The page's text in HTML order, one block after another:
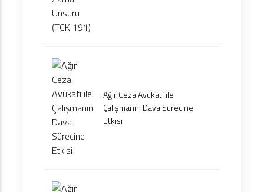
Ağır Ceza Avukatı ile
Çalışmanın Dava Sürecine
Etkisi